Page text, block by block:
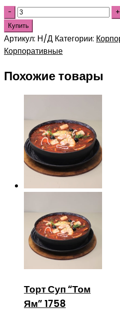
Купить
Артикул: Н/Д Категории:
Корпоративные
Похожие товары
Торт Суп “Том
Ям” 1758